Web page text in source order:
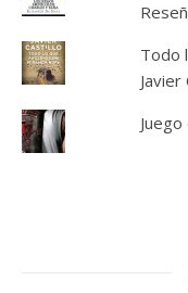
Todo
Javier